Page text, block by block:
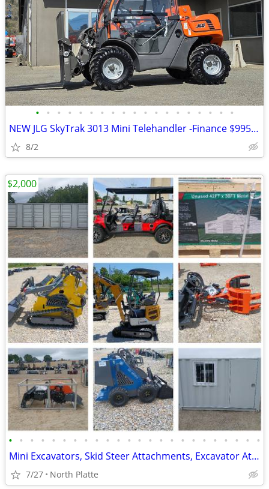
• • • • • • • • • • • • • • • • • • •
NEW JLG SkyTrak 3013 Mini Telehandler -Finance $995 Per Mo*
8/2
• • • • • • • • • • • • • • • • • • • • • • • •
Mini Excavators, Skid Steer Attachments, Excavator Attachments
7/27 North Platte
$2,000